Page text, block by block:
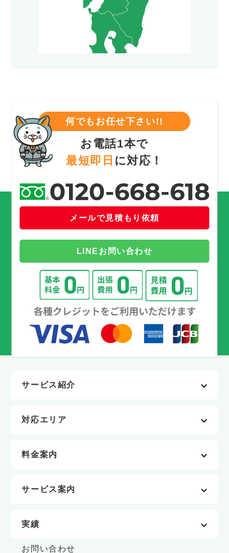
何でもお任せ下さい!!
お電話1本で
最短即日 に対応！
メールで見積もり依頼
LINEお問い合わせ
サービス紹介
対応エリア
料金案内
サービス案内
実績
お問い合わせ